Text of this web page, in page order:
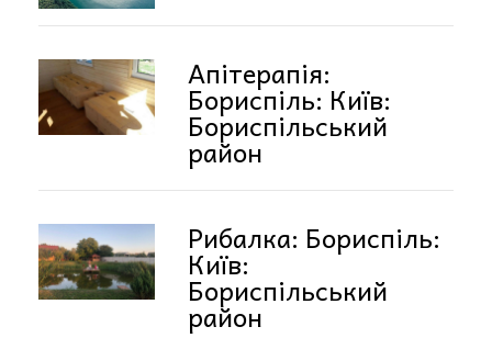
Апітерапія:
Бориспіль: Київ:
Бориспільський
район
Рибалка: Бориспіль:
Київ:
Бориспільський
район